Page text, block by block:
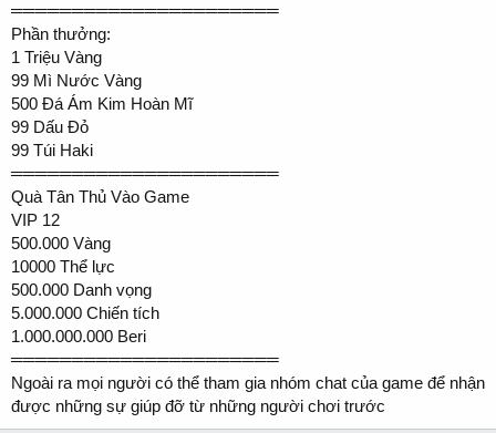
══════════════════════
Phần thưởng:
1 Triệu Vàng
99 Mì Nước Vàng
500 Đá Ám Kim Hoàn Mĩ
99 Dấu Đỏ
99 Túi Haki
══════════════════════
Quà Tân Thủ Vào Game
VIP 12
500.000 Vàng
10000 Thể lực
500.000 Danh vọng
5.000.000 Chiến tích
1.000.000.000 Beri
══════════════════════
Ngoài ra mọi người có thể tham gia nhóm chat của game để nhận
được những sự giúp đỡ từ những người chơi trước